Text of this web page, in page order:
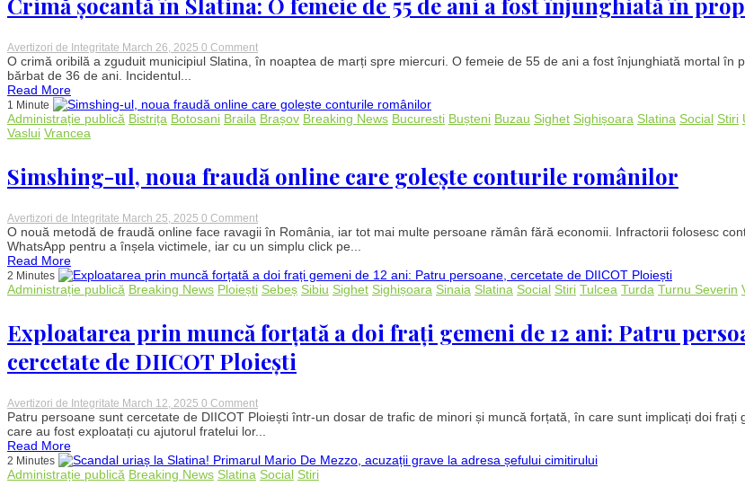
17
ani,
de
Avertizori de Integritate March 26, 2025 0 Commenton
Crimă
șocantă
O
femeie
ani
a
în
propria
curte
O crimă oribilă a zguduit municipiul Slatina, în noaptea de marți spre miercuri. O femeie de 55 de ani a fost înjunghiată mortal în
bărbat de 36 de ani. Incidentul...
Read More
1 Minute
Administrație publică Bistrița Botosani Braila Brașov Breaking News Bucuresti Bușteni Buzau Sighet Sighișoara Slatina Social Stiri
Vaslui Vrancea
Simshing-ul, noua fraudă online care golește conturile românilor
Avertizori de Integritate March 25, 2025 0 Commenton
Simshing-
ul,
fraudă
online
care
românilor
O nouă metodă de fraudă online face ravagii în România, iar tot mai multe persoane rămân fără economii. Infractorii folosesc
WhatsApp pentru a înșela victimele, iar cu un simplu click pe...
Read More
2 Minutes
Administrație publică Breaking News Ploiești Sebeș Sibiu Sighet Sighișoara Sinaia Slatina Social Stiri Tulcea Turda Turnu Severin
Exploatarea prin muncă forțată a doi frați gemeni de 12 ani: Patru
cercetate de DIICOT Ploiești
Avertizori de Integritate March 12, 2025 0 Commenton
Exploatarea
forțată
a
doi
Patru persoane sunt cercetate de DIICOT Ploiești într-un dosar de trafic de minori și muncă forțată, în care sunt implicați doi frați
care au fost exploatați cu ajutorul fratelui lor...
Read More
2 Minutes
Administrație publică Breaking News Slatina Social Stiri